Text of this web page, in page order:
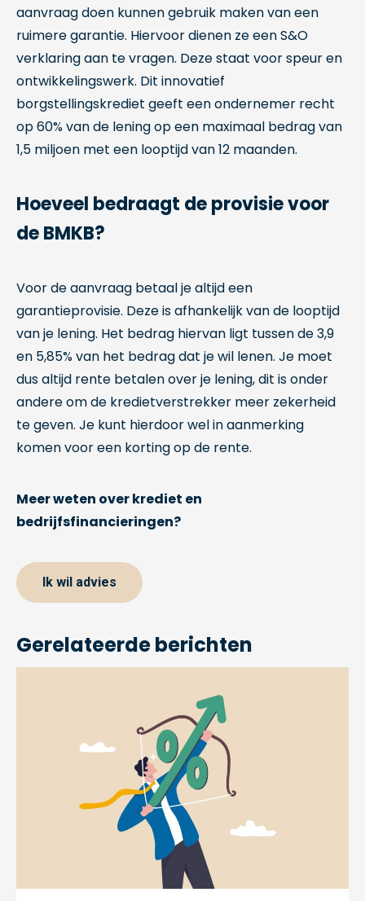
aanvraag doen kunnen gebruik maken van een
ruimere garantie. Hiervoor dienen ze een S&O
verklaring aan te vragen. Deze staat voor speur en
ontwikkelingswerk. Dit innovatief
borgstellingskrediet geeft een ondernemer recht
op 60% van de lening op een maximaal bedrag van
1,5 miljoen met een looptijd van 12 maanden.
Hoeveel bedraagt de provisie voor
de BMKB?
Voor de aanvraag betaal je altijd een
garantieprovisie. Deze is afhankelijk van de looptijd
van je lening. Het bedrag hiervan ligt tussen de 3,9
en 5,85% van het bedrag dat je wil lenen. Je moet
dus altijd rente betalen over je lening, dit is onder
andere om de kredietverstrekker meer zekerheid
te geven. Je kunt hierdoor wel in aanmerking
komen voor een korting op de rente.
Meer weten over krediet en
bedrijfsfinancieringen?
Ik wil advies
Gerelateerde berichten